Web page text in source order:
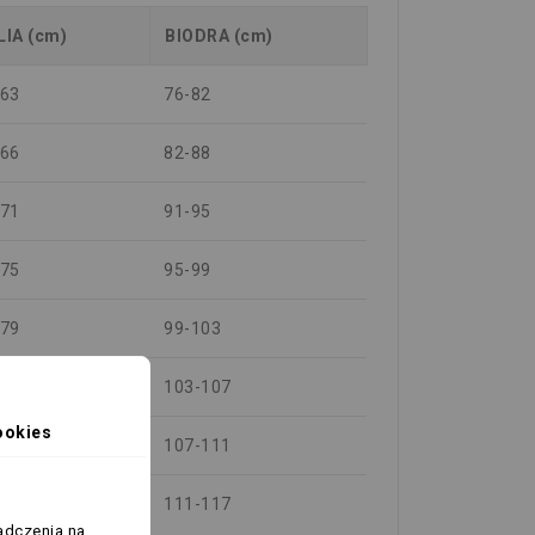
(cm) BIODRA (cm)
76-82
82-88
91-95
95-99
99-103
103-107
107-111
111-117
na